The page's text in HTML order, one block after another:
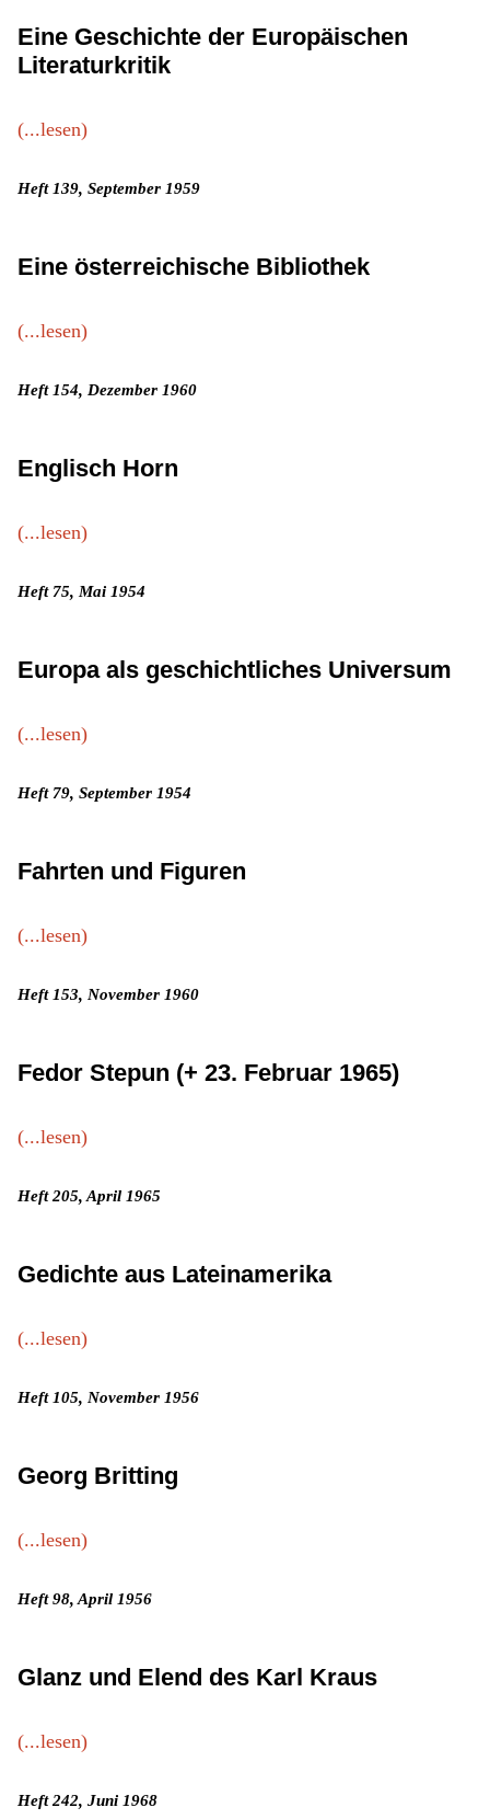
Eine Geschichte der Europäischen
Literaturkritik
(...lesen)
Heft 139, September 1959
Eine österreichische Bibliothek
(...lesen)
Heft 154, Dezember 1960
Englisch Horn
(...lesen)
Heft 75, Mai 1954
Europa als geschichtliches Universum
(...lesen)
Heft 79, September 1954
Fahrten und Figuren
(...lesen)
Heft 153, November 1960
Fedor Stepun (+ 23. Februar 1965)
(...lesen)
Heft 205, April 1965
Gedichte aus Lateinamerika
(...lesen)
Heft 105, November 1956
Georg Britting
(...lesen)
Heft 98, April 1956
Glanz und Elend des Karl Kraus
(...lesen)
Heft 242, Juni 1968